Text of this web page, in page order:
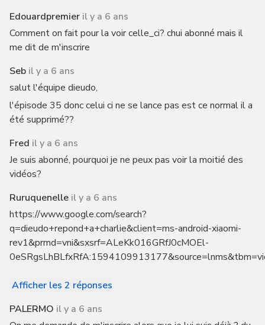
Edouardpremier il y a 6 ans
Comment on fait pour la voir celle_ci? chui abonné mais il
me dit de m'inscrire
Seb il y a 6 ans
salut l'équipe dieudo,
l'épisode 35 donc celui ci ne se lance pas est ce normal il a
été supprimé??
Fred il y a 6 ans
Je suis abonné, pourquoi je ne peux pas voir la moitié des
vidéos?
Ruruquenelle il y a 6 ans
https://www.google.com/search?
q=dieudo+repond+a+charlie&client=ms-android-xiaomi-
rev1&prmd=vni&sxsrf=ALeKk016GRfJ0cMOEl-
Afficher les 2 réponses
PALERMO il y a 6 ans